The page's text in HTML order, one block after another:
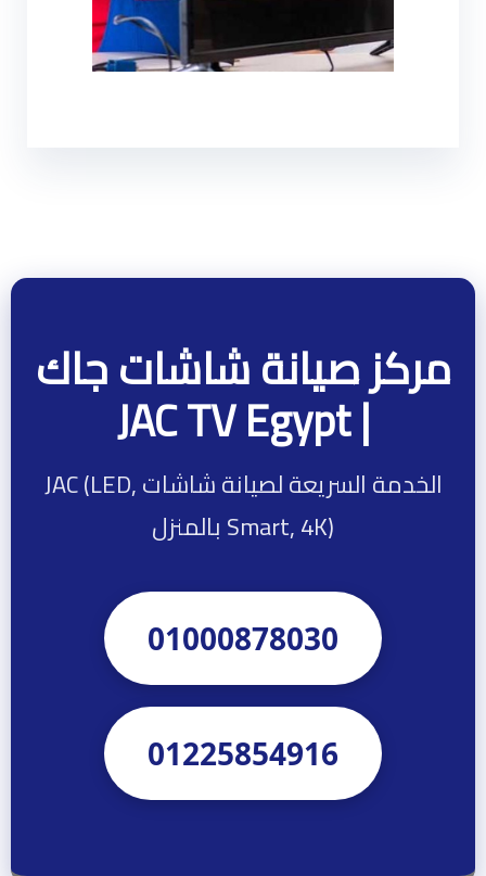
مركز صيانة شاشات جاك
| JAC TV Egypt
الخدمة السريعة لصيانة شاشات JAC (LED,
Smart, 4K) بالمنزل
01000878030
01225854916